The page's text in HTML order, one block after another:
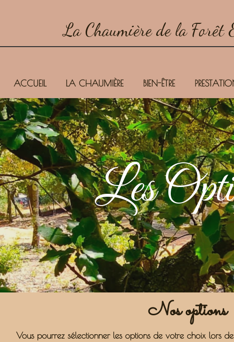
La Chaumière de la Forêt
ACCUEIL LA CHAUMIÈRE BIEN-ÊTRE
Les
Nos options
Vous pourrez sélectionner les options de votre choix lors